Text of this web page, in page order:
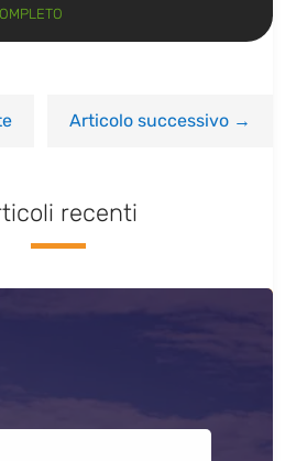
Articolo successivo→
recenti